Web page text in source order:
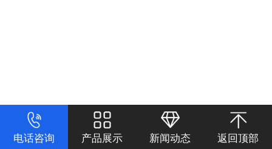
电话咨询 产品展示 新闻动态 返回顶部